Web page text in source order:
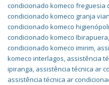
condicionado komeco freguesia
condicionado komeco granja
condicionado komeco
condicionado komeco Ibirapuera,
condicionado komeco imirim,
komeco interlagos, assistência
ipiranga, assistência técnica ar
assistência técnica ar